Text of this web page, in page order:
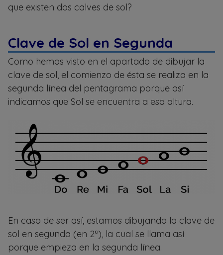
que existen dos calves de sol?
Clave de Sol en Segunda
Como hemos visto en el apartado de dibujar la
clave de sol, el comienzo de ésta se realiza en la
segunda línea del pentagrama porque así
indicamos que Sol se encuentra a esa altura.
En caso de ser así, estamos dibujando la clave de
sol en segunda (en 2ª), la cual se llama así
porque empieza en la segunda línea.